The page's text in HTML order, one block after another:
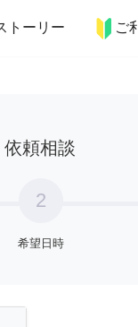
トーリー ご
い事 ペット
依頼相談
2
希望日時